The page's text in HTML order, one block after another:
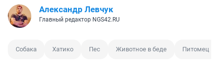
Александр Левчук
Главный редактор NGS42.RU
Собака Хатико Пес Животное в беде Питомец